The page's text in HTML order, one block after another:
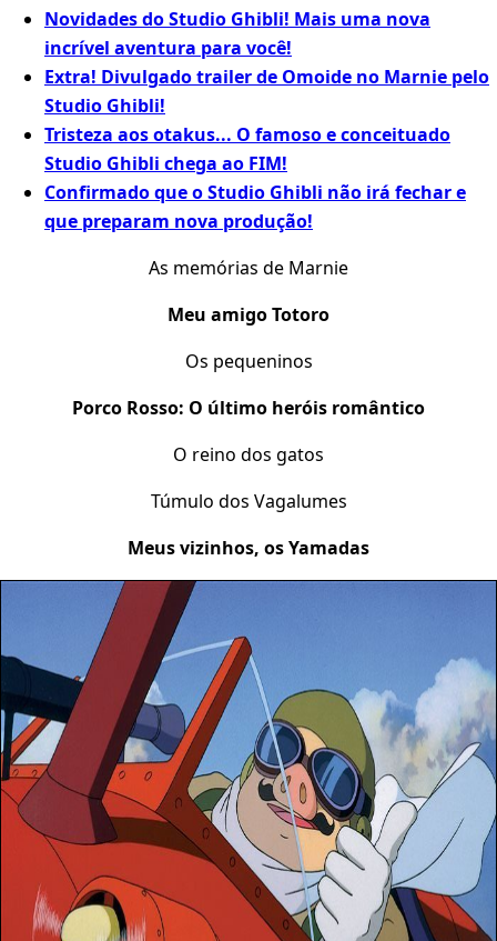
Novidades do Studio Ghibli! Mais uma nova
incrível aventura para você!
Extra! Divulgado trailer de Omoide no Marnie pelo
Studio Ghibli!
Tristeza aos otakus... O famoso e conceituado
Studio Ghibli chega ao FIM!
Confirmado que o Studio Ghibli não irá fechar e
que preparam nova produção!
As memórias de Marnie
Meu amigo Totoro
Os pequeninos
Porco Rosso: O último heróis romântico
O reino dos gatos
Túmulo dos Vagalumes
Meus vizinhos, os Yamadas